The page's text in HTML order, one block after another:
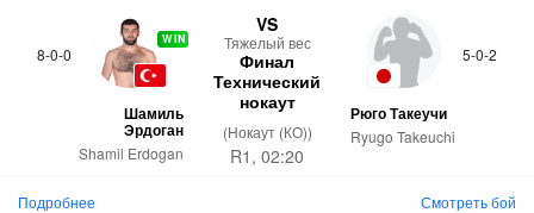
8-0-0
WIN
Шамиль
Эрдоган
Shamil Erdogan
VS
Тяжелый вес
Финал
Технический
нокаут
(Нокаут (КО))
R1, 02:20
Смотреть бой
5-0-2
Рюго Такеучи
Ryugo Takeuchi
Подробнее